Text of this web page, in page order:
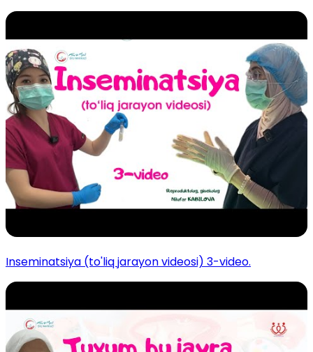
Inseminatsiya (to'liq jarayon videosi) 3-video.